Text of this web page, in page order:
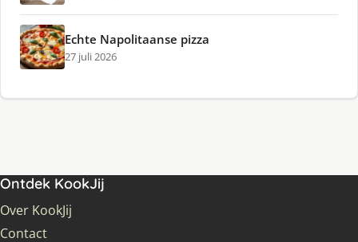
Echte Napolitaanse pizza
27 juli 2026
Ontdek KookJij
Over KookJij
Contact